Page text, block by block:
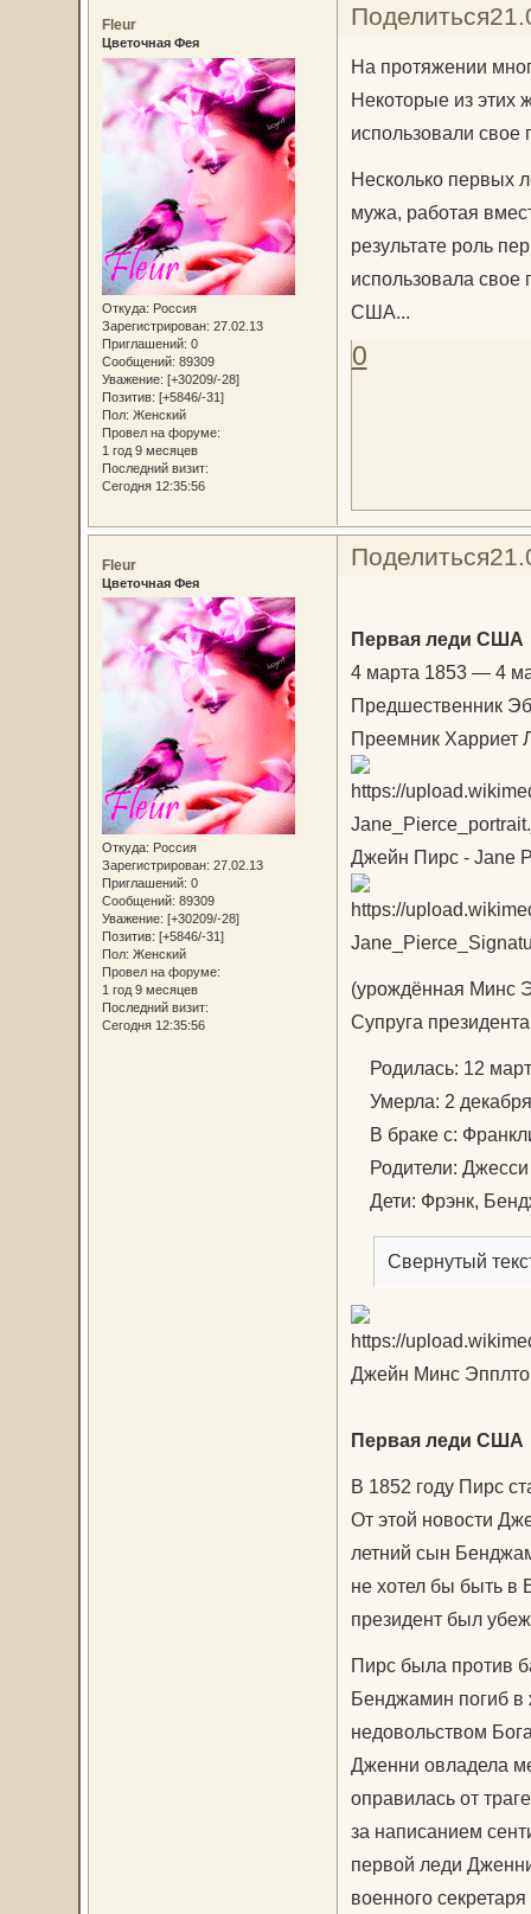
Поделиться
Fleur
Цветочная Фея
Откуда: Россия
Зарегистрирован: 27.02.13
Приглашений: 0
Сообщений: 89309
Уважение: [+30209/-28]
Позитив: [+5846/-31]
Пол: Женский
Провел на форуме:
1 год 9 месяцев
Последний визит:
Сегодня 12:35:56
На протяжении
Некоторые из этих
использовали
Несколько первых
мужа, работая
результате роль
использовала
США...
0
Поделиться
Fleur
Цветочная Фея
Откуда: Россия
Зарегистрирован: 27.02.13
Приглашений: 0
Сообщений: 89309
Уважение: [+30209/-28]
Позитив: [+5846/-31]
Пол: Женский
Провел на форуме:
1 год 9 месяцев
Последний визит:
Сегодня 12:35:56
Первая леди США
4 марта 1853 — 4
Предшественник
Преемник Харриет
Джейн Пирс - Jane
(урождённая Минс
Супруга
Родилась: 12
Умерла: 2
В браке с:
Родители: Джесси
Дети: Фрэнк,
Свернутый
Джейн Минс
Первая леди США
В 1852 году Пирс
От этой новости
летний сын
не хотел бы быть в
президент был
Пирс была против
Бенджамин погиб в
недовольством
Дженни овладела
оправилась от
за написанием
первой леди
военного